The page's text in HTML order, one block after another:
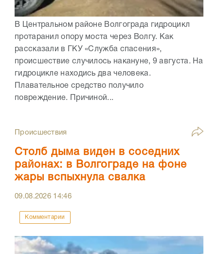
В Центральном районе Волгограда гидроцикл
протаранил опору моста через Волгу. Как
рассказали в ГКУ «Служба спасения»,
происшествие случилось накануне, 9 августа. На
гидроцикле находись два человека.
Плавательное средство получило
повреждение. Причиной...
Происшествия
Столб дыма виден в соседних
районах: в Волгограде на фоне
жары вспыхнула свалка
09.08.2026 14:46
Комментарии